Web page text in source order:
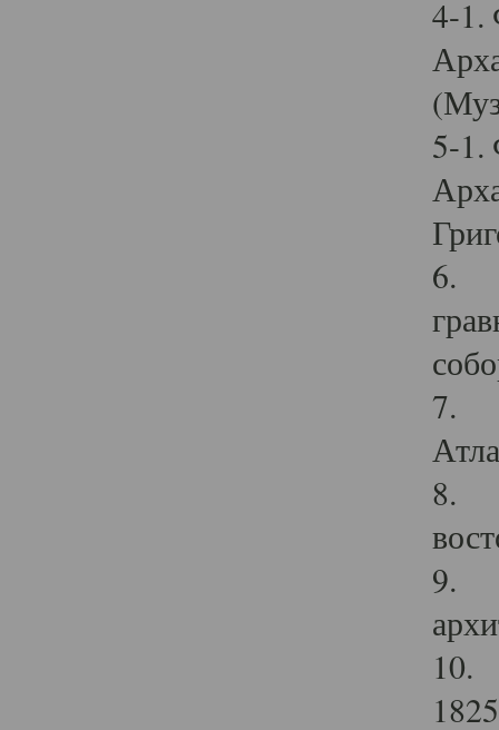
4-1.
5-1.
6.
7.
8.
9.
10.